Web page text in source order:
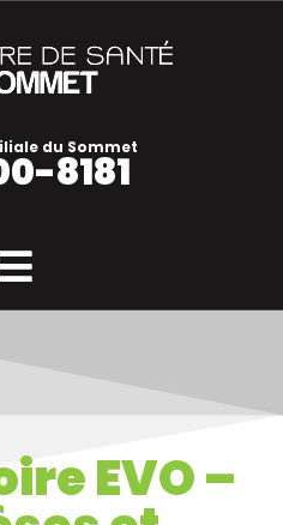
du Sommet
8181
EVO –